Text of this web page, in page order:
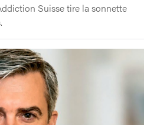
Suisse tire la sonnette